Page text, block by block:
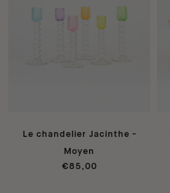
Le chandelier Jacinthe -
Moyen
€85,00